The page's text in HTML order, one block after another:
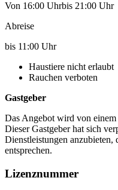
Von 16:00 Uhrbis 21:00 Uhr
Abreise
bis 11:00 Uhr
Haustiere nicht erlaubt
Rauchen verboten
Gastgeber
Das Angebot wird von
Dieser Gastgeber hat sich
Dienstleistungen anzubieten,
entsprechen.
Lizenznummer